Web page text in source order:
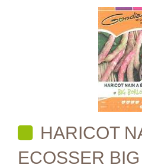
HARICOT
ECOSSER